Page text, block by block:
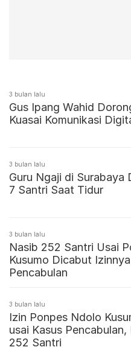
3 bulan lalu
Gus Ipang Wahid
Kuasai Komunikasi
3 bulan lalu
Guru Ngaji di Surabaya
7 Santri Saat Tidur
3 bulan lalu
Nasib 252 Santri Usai
Kusumo Dicabut
Pencabulan
3 bulan lalu
Izin Ponpes Ndolo
usai Kasus Pencabulan,
252 Santri